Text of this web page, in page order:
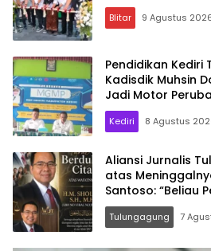
Blitar 9 Agustus
Pendidikan Kediri
Kadisdik Muhsin
Jadi Motor
Kediri 8 Agustus
Aliansi Jurnalis
atas
Santoso: “Beliau
Vokal”
Tulungagung 7
Memo.co.id